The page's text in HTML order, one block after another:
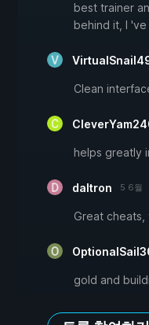
best trainer
behind it, I
Clean
helps greatly
daltron 5 6월
Great
gold and